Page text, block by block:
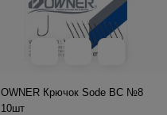
OWNER Крючок Sode BC №8
10шт